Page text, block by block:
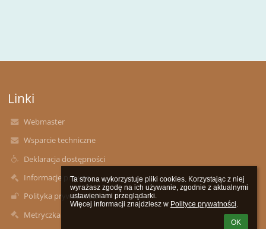
Ta strona wykorzystuje pliki cookies. Korzystając z niej
wyrażasz zgodę na ich używanie, zgodnie z aktualnymi
ustawieniami przeglądarki.
Więcej informacji znajdziesz w Polityce prywatności.
OK
Linki
Webmaster
Wsparcie techniczne
Deklaracja dostępności
Informacje prawne
Polityka prywatności
Metryczka